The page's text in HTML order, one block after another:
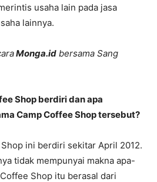
usaha lain pada jasa
lainnya.
Monga.id bersama Sang
Shop berdiri dan apa
Camp Coffee Shop tersebut?
ini berdiri sekitar April 2012.
tidak mempunyai makna apa-
Shop itu berasal dari